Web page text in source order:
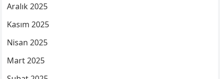
Aralık 2025
Kasım 2025
Nisan 2025
Mart 2025